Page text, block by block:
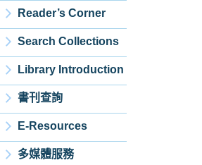
Reader’s Corner
Search Collections
Library Introduction
書刊查詢
E-Resources
多媒體服務